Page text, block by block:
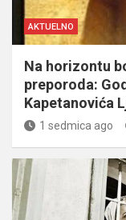
AKTUELNO
Na horizontu
preporoda:
Kapetanovića
1 sedmica ago